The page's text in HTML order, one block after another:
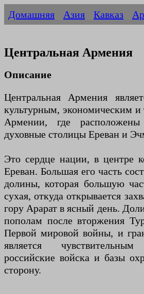
Домашняя Азия Кавказ
Центральная Армения
Описание
Центральная Армения
культурным, экономическим
Армении, где
духовные столицы Ереван и
Это сердце нации, в центре
Ереван. Большая его часть
долины, которая большую
сухая, откуда открывается
гору Арарат в ясный день.
пополам после вторжения
Первой мировой войны, и
является
российские войска и базы
сторону.